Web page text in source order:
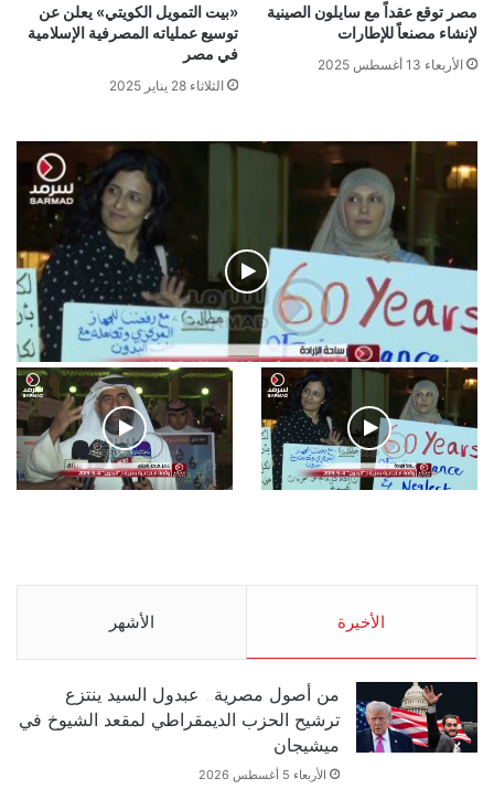
مصر توقع عقداً مع سايلون الصينية
لإنشاء مصنعاً للإطارات
الأربعاء 13 أغسطس 2025
«بيت التمويل الكويتي» يعلن عن
توسيع عملياته المصرفية الإسلامية
في مصر
الثلاثاء 28 يناير 2025
فيديو
.وقفة احتجاجية رمزية لـ”#البدون” في ساحة الإرادة 4-5-
2019.
الأحد 5 مايو 2019
خمر؟!.
الأخيرة الأشهر
من أصول مصرية.. عبدول السيد ينتزع
ترشيح الحزب الديمقراطي لمقعد الشيوخ في
ميشيجان
الأربعاء 5 أغسطس 2026